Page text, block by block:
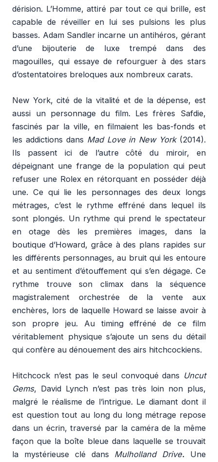
dérision. L’Homme, attiré par tout ce qui brille, est
capable de réveiller en lui ses pulsions les plus
basses. Adam Sandler incarne un antihéros, gérant
d’une bijouterie de luxe trempé dans des
magouilles, qui essaye de refourguer à des stars
d’ostentatoires breloques aux nombreux carats.
New York, cité de la vitalité et de la dépense, est
aussi un personnage du film. Les frères Safdie,
fascinés par la ville, en filmaient les bas-fonds et
les addictions dans Mad Love in New York (2014).
Ils passent ici de l’autre côté du miroir, en
dépeignant une frange de la population qui peut
refuser une Rolex en rétorquant en posséder déjà
une. Ce qui lie les personnages des deux longs
métrages, c’est le rythme effréné dans lequel ils
sont plongés. Un rythme qui prend le spectateur
en otage dès les premières images, dans la
boutique d’Howard, grâce à des plans rapides sur
les différents personnages, au bruit qui les entoure
et au sentiment d’étouffement qui s’en dégage. Ce
rythme trouve son climax dans la séquence
magistralement orchestrée de la vente aux
enchères, lors de laquelle Howard se laisse avoir à
son propre jeu. Au timing effréné de ce film
véritablement physique s’ajoute un sens du détail
qui confère au dénouement des airs hitchcockiens.
Hitchcock n’est pas le seul convoqué dans Uncut
Gems, David Lynch n’est pas très loin non plus,
malgré le réalisme de l’intrigue. Le diamant dont il
est question tout au long du long métrage repose
dans un écrin, traversé par la caméra de la même
façon que la boîte bleue dans laquelle se trouvait
la mystérieuse clé dans Mulholland Drive. Une